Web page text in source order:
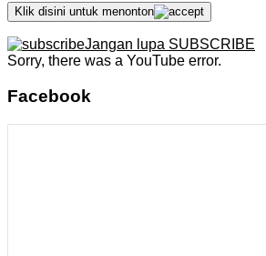
Klik disini untuk menonton
Jangan lupa SUBSCRIBE
Sorry, there was a YouTube error.
Facebook